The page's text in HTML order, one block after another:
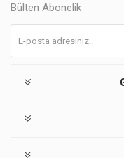
Bülten Abonelik